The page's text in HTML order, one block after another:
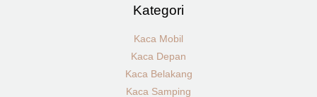
Kategori
Kaca Mobil
Kaca Depan
Kaca Belakang
Kaca Samping